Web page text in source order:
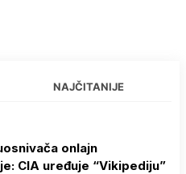
NAJČITANIJE
onlajn
CIA uređuje “Vikipediju”